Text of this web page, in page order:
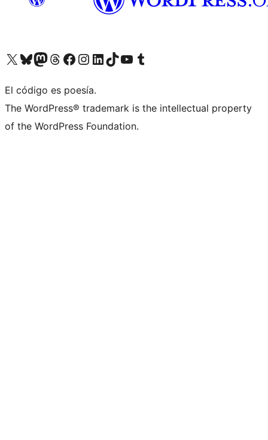
Visit our X (formerly Twitter) account
Visit our Bluesky account
Visita nuestra cuenta de Twitter
Visit our Threads account
Visita nuestra página de Facebook
Visite nuestra cuenta de Instagram
Visit our LinkedIn account
Visit our TikTok account
Visit our YouTube channel
Visit our Tumblr account
El código es poesía.
The WordPress® trademark is the intellectual property
of the WordPress Foundation.